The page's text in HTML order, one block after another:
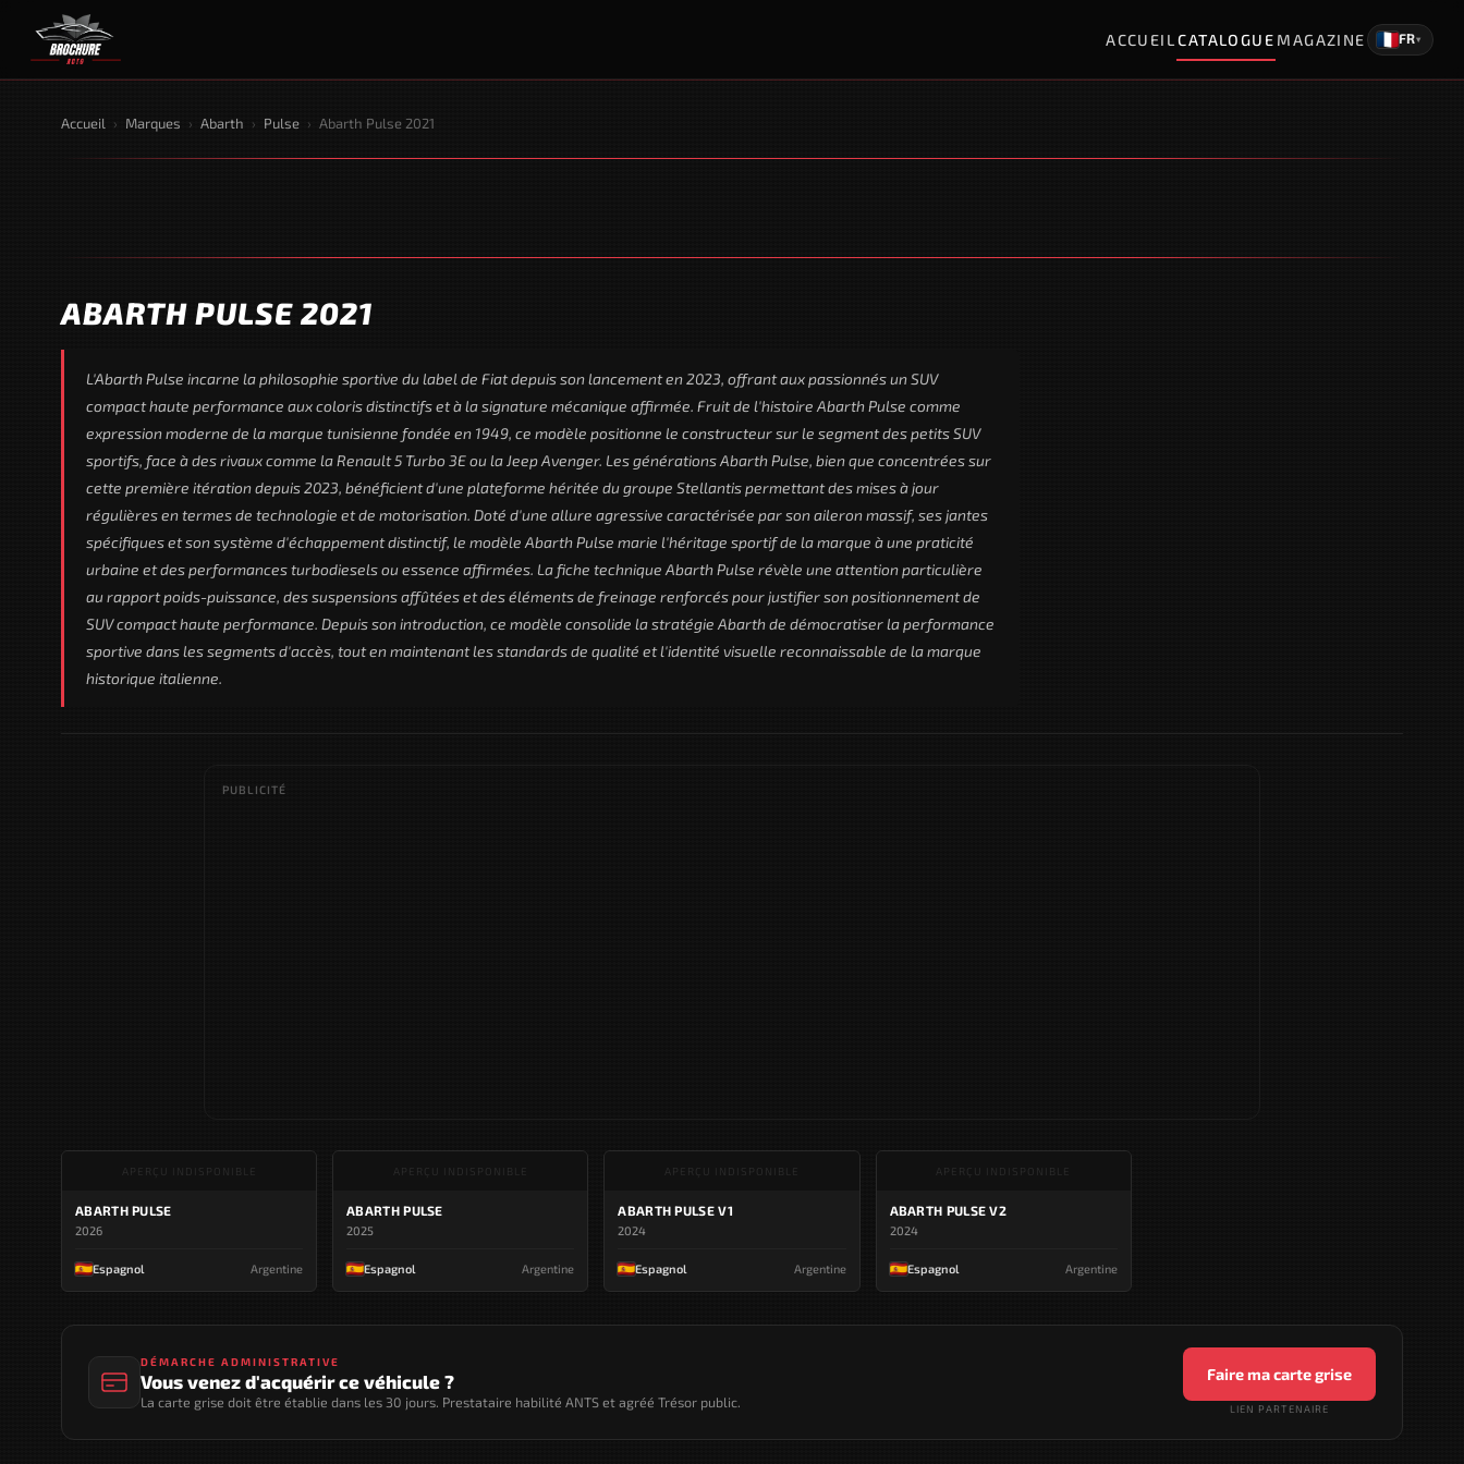
ACCUEILCATALOGUE MAGAZINE FR▾
Accueil › Marques › Abarth › Pulse › Abarth Pulse 2021
ABARTH PULSE 2021
L'Abarth Pulse incarne la philosophie sportive du label de Fiat depuis son lancement en 2023, offrant aux passionnés un SUV
compact haute performance aux coloris distinctifs et à la signature mécanique affirmée. Fruit de l'histoire Abarth Pulse comme
expression moderne de la marque tunisienne fondée en 1949, ce modèle positionne le constructeur sur le segment des petits SUV
sportifs, face à des rivaux comme la Renault 5 Turbo 3E ou la Jeep Avenger. Les générations Abarth Pulse, bien que concentrées sur
cette première itération depuis 2023, bénéficient d'une plateforme héritée du groupe Stellantis permettant des mises à jour
régulières en termes de technologie et de motorisation. Doté d'une allure agressive caractérisée par son aileron massif, ses jantes
spécifiques et son système d'échappement distinctif, le modèle Abarth Pulse marie l'héritage sportif de la marque à une praticité
urbaine et des performances turbodiesels ou essence affirmées. La fiche technique Abarth Pulse révèle une attention particulière
au rapport poids-puissance, des suspensions affûtées et des éléments de freinage renforcés pour justifier son positionnement de
SUV compact haute performance. Depuis son introduction, ce modèle consolide la stratégie Abarth de démocratiser la performance
sportive dans les segments d'accès, tout en maintenant les standards de qualité et l'identité visuelle reconnaissable de la marque
historique italienne.
PUBLICITÉ
APERÇU INDISPONIBLE
ABARTH PULSE
2026
Espagnol Argentine
APERÇU INDISPONIBLE
ABARTH PULSE
2025
Espagnol Argentine
APERÇU INDISPONIBLE
ABARTH PULSE V1
2024
Espagnol Argentine
APERÇU INDISPONIBLE
ABARTH PULSE V2
2024
Espagnol Argentine
DÉMARCHE ADMINISTRATIVE
Vous venez d'acquérir ce véhicule ?
La carte grise doit être établie dans les 30 jours. Prestataire habilité ANTS et agréé Trésor public.
Faire ma carte grise
LIEN PARTENAIRE